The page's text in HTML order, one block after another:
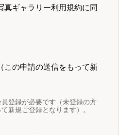
真ギャラリー利用規約に同
この申請の送信をもって新
登録が必要です（未登録の方
新規ご登録となります）。